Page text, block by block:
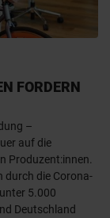
FORDERN
–
auf die
Produzent:innen.
durch die Corona-
5.000
Deutschland